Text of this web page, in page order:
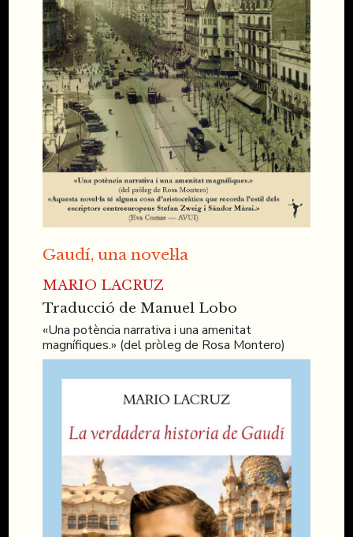
Gaudí, una novel·la
MARIO LACRUZ
Traducció de Manuel Lobo
«Una potència narrativa i una amenitat
magnífiques.» (del pròleg de Rosa Montero)